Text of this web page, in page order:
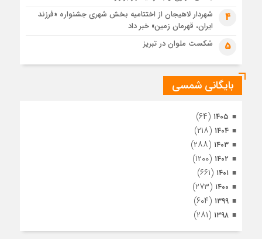
مراسم تشییع پیکر مطهر آقای شهید ایران – مشهد
تصاویری از تراکم جمعیت حاضر در میدان ثورهالعشرین نجف
اشرف
4
شهردار لاهیجان از اختتامیه بخش شهری جشنواره «فرزند
ایران، قهرمان زمین» خبر داد
5 شکست ملوان در تبریز
بایگانی شمسی
۱۴۰۵ (۶۴)
۱۴۰۴ (۲۱۸)
۱۴۰۳ (۲۸۸)
۱۴۰۲ (۱۲۰۰)
۱۴۰۱ (۶۶۱)
۱۴۰۰ (۲۷۳)
۱۳۹۹ (۶۰۴)
۱۳۹۸ (۲۸۱)